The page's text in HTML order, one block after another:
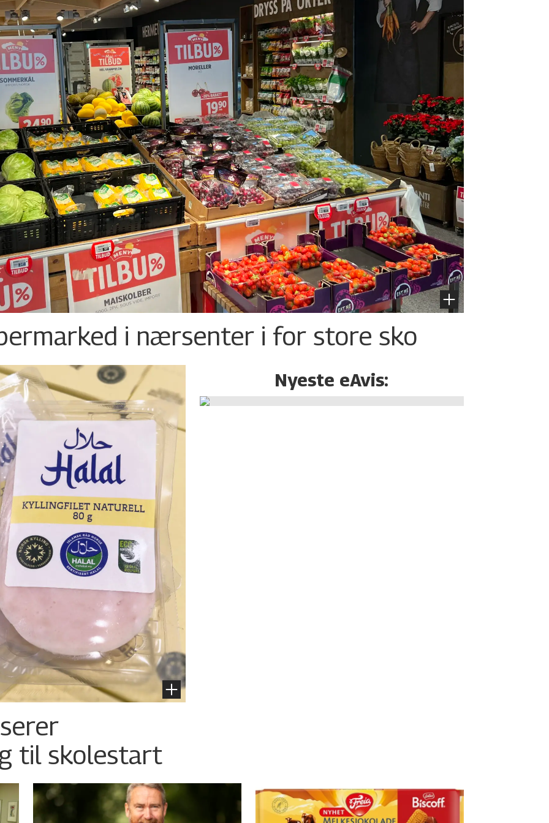
i nærsenter i for store sko
til skolestart
Nyeste eAvis: